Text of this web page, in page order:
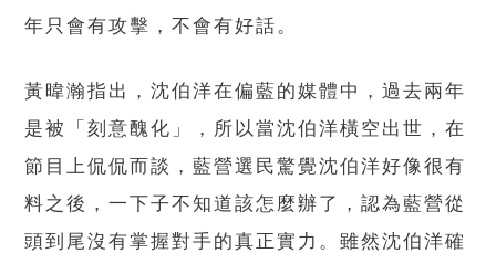
年只會有攻擊，不會有好話。
黃暐瀚指出，沈伯洋在偏藍的媒體中，過去兩年
是被「刻意醜化」，所以當沈伯洋橫空出世，在
節目上侃侃而談，藍營選民驚覺沈伯洋好像很有
料之後，一下子不知道該怎麼辦了，認為藍營從
頭到尾沒有掌握對手的真正實力。雖然沈伯洋確